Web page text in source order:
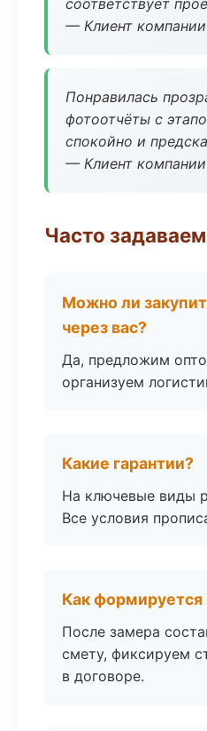
соответствует
— Клиент компании
Понравилась
фотоотчёты с
спокойно и
— Клиент компании
Часто
Можно ли
через вас?
Да, предложим
организуем
Какие гарантии?
На ключевые виды
Все условия
Как формируется
После замера
смету, фиксируем
в договоре.